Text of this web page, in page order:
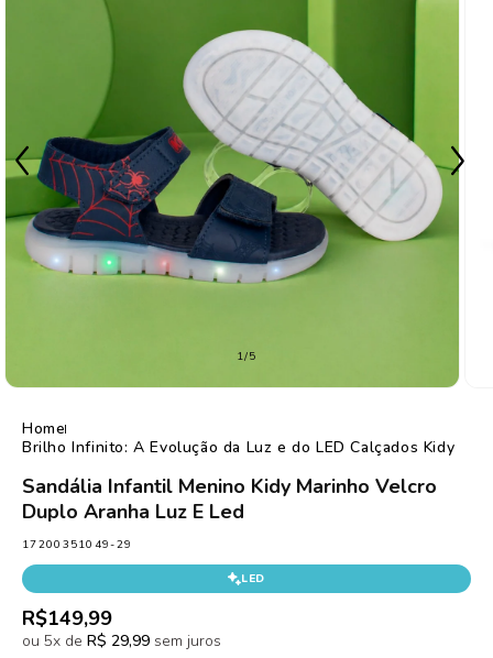
1/de
5
Home
Brilho Infinito: A Evolução da Luz e do LED Calçados Kidy
Sandália Infantil Menino Kidy Marinho Velcro
Duplo Aranha Luz E Led
SKU:
17200351049-29
LED
Preço
normal
R$149,99
ou 5x de R$ 29,99 sem juros